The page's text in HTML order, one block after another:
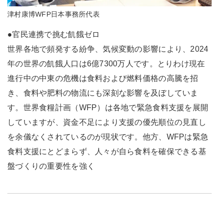
津村康博WFP日本事務所代表
●官民連携で挑む飢餓ゼロ
世界各地で頻発する紛争、気候変動の影響により、2024
年の世界の飢餓人口は6億7300万人です。とりわけ現在
進行中の中東の危機は食料および燃料価格の高騰を招
き、食料や肥料の物流にも深刻な影響を及ぼしていま
す。世界食糧計画（WFP）は各地で緊急食料支援を展開
していますが、資金不足により支援の優先順位の見直し
を余儀なくされているのが現状です。他方、WFPは緊急
食料支援にとどまらず、人々が自ら食料を確保できる基
盤づくりの重要性を強く